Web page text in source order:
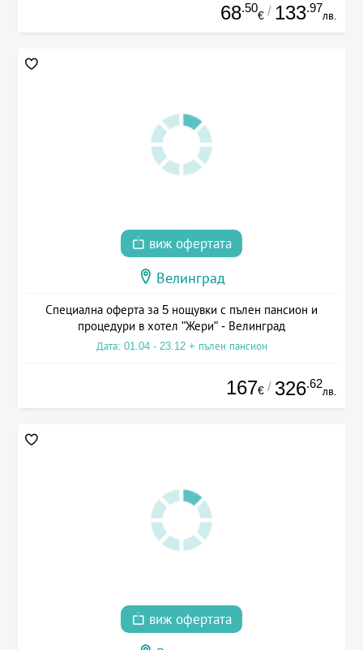
68.50
€ / 133.97
лв.
виж офертата
Велинград
Специална оферта за 5 нощувки с пълен пансион и
процедури в хотел "Жери" - Велинград
Дата: 01.04 - 23.12 + пълен пансион
167€ / 326.62
лв.
виж офертата